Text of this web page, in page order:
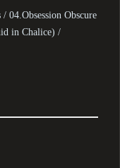
04.Obsession Obscure
in Chalice) /